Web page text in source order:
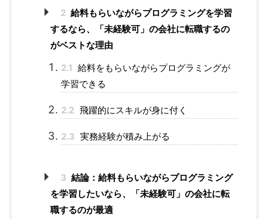
2 給料もらいながらプログラミングを学習
するなら、「未経験可」の会社に転職するの
がベストな理由
2.1 給料をもらいながらプログラミングが
学習できる
2.2 飛躍的にスキルが身に付く
2.3 実務経験が積み上がる
3 結論：給料もらいながらプログラミング
を学習したいなら、「未経験可」の会社に転
職するのが最適